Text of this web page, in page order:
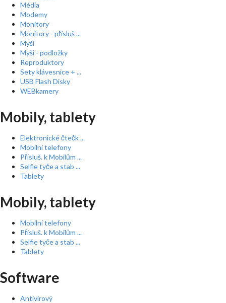
Média
Modemy
Monitory
Monitory - přísluš ...
Myši
Myši - podložky
Reproduktory
Sety klávesnice + ...
USB Flash Disky
WEBkamery
Mobily, tablety
Elektronické čtečk ...
Mobilní telefony
Přísluš. k Mobilům ...
Selfie tyče a stab ...
Tablety
Mobily, tablety
Mobilní telefony
Přísluš. k Mobilům ...
Selfie tyče a stab ...
Tablety
Software
Antivirový